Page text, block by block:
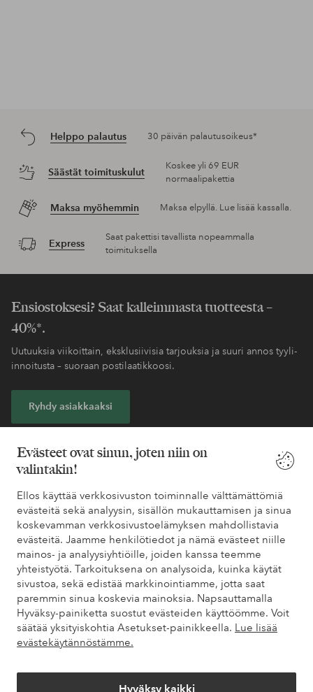
Evästeet ovat sinun, joten niin on
valintakin!
Ellos käyttää verkkosivuston toiminnalle välttämättömiä
evästeitä sekä analyysin, sisällön mukauttamisen ja sinua
koskevamman verkkosivustoelämyksen mahdollistavia
evästeitä. Jaamme henkilötiedot ja nämä evästeet niille
mainos- ja analyysiyhtiöille, joiden kanssa teemme
yhteistyötä. Tarkoituksena on analysoida, kuinka käytät
sivustoa, sekä edistää markkinointiamme, jotta saat
paremmin sinua koskevia mainoksia. Napsauttamalla
Hyväksy-painiketta suostut evästeiden käyttöömme. Voit
säätää yksityiskohtia Asetukset-painikkeella. Lue lisää
evästekäytännöstämme.
Hyväksy kaikki
Helppo palautus 30 päivän palautusoikeus*
Säästät toimituskulut
Koskee yli 69 EUR
normaalipakettia
Maksa myöhemmin Maksa elpyllä. Lue lisää kassalla.
Express
Saat pakettisi tavallista nopeammalla
toimituksella
Ensiostoksesi? Saat kalleimmasta tuotteesta –
40%*.
Uutuuksia viikoittain, eksklusiivisia tarjouksia ja suuri annos tyyli-
innoitusta – suoraan postilaatikkoosi.
Ryhdy asiakkaaksi
Tarvitsetko apua?
Löydät vastaukset useimmin kysyttyihin kysymyksiin usein
kysytyistä kysymyksistä. Löydät myös tietoa siitä, miten voit ottaa
meihin yhteyttä.
Asiakaspalvelu Tilaukset Maksutavat
Omat sivut
Tietoa Elloksesta